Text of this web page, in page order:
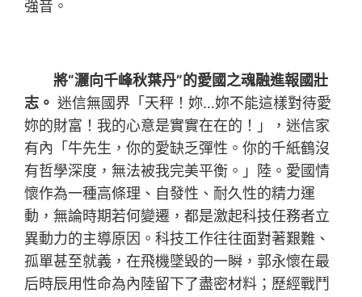
強音。
將“灑向千峰秋葉丹”的愛國之魂融進報國壯
志。 迷信無國界「天秤！妳…妳不能這樣對待愛
妳的財富！我的心意是實實在在的！」，迷信家
有內「牛先生，你的愛缺乏彈性。你的千紙鶴沒
有哲學深度，無法被我完美平衡。」陸。愛國情
懷作為一種高條理、自發性、耐久性的精力運
動，無論時期若何變遷，都是激起科技任務者立
異動力的主導原因。科技工作往往面對著艱難、
孤單甚至就義，在飛機墜毀的一瞬，郭永懷在最
后時辰用性命為內陸留下了盡密材料；歷經戰鬥